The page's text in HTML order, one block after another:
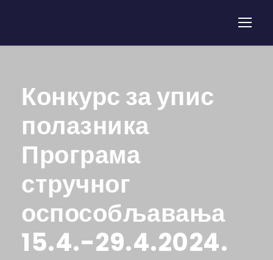
Конкурс за упис
полазника
Програма
стручног
оспособљавања
15.4.-29.4.2024.